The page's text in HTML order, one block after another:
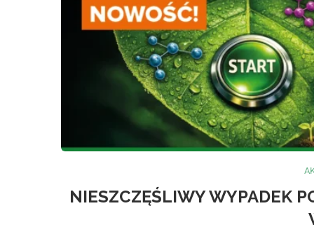
NIESZCZĘŚLIWY WYPADEK